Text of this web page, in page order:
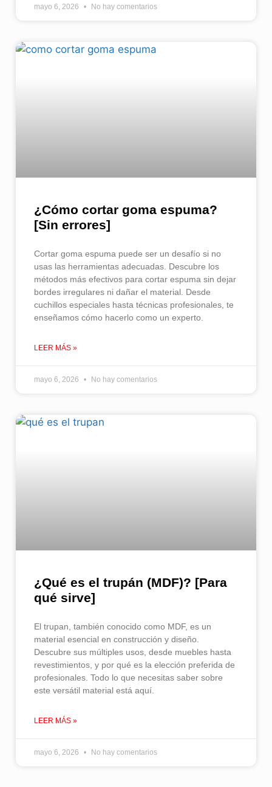
mayo 6, 2026 No hay comentarios
¿Cómo cortar goma espuma​?
[Sin errores]
Cortar goma espuma puede ser un desafío si no
usas las herramientas adecuadas. Descubre los
métodos más efectivos para cortar espuma sin dejar
bordes irregulares ni dañar el material. Desde
cuchillos especiales hasta técnicas profesionales, te
enseñamos cómo hacerlo como un experto.
LEER MÁS »
mayo 6, 2026 No hay comentarios
¿Qué es el trupán (MDF)? [Para
qué sirve]
El trupan, también conocido como MDF, es un
material esencial en construcción y diseño.
Descubre sus múltiples usos, desde muebles hasta
revestimientos, y por qué es la elección preferida de
profesionales. Todo lo que necesitas saber sobre
este versátil material está aquí.
LEER MÁS »
mayo 6, 2026 No hay comentarios